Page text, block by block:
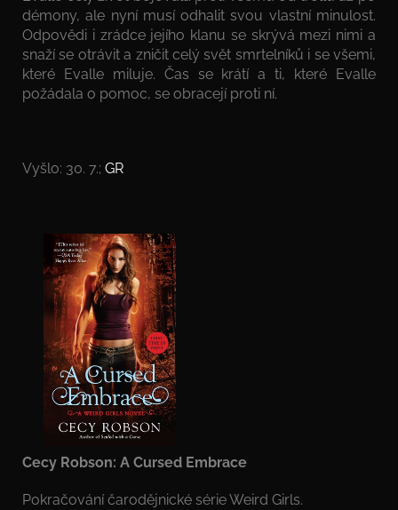
démony, ale nyní musí odhalit svou vlastní minulost.
Odpovědi i zrádce jejího klanu se skrývá mezi nimi a
snaží se otrávit a zničit celý svět smrtelníků i se všemi,
které Evalle miluje. Čas se krátí a ti, které Evalle
požádala o pomoc, se obracejí proti ní.
Vyšlo: 30. 7.; GR
Cecy Robson: A Cursed Embrace
Pokračování čarodějnické série Weird Girls.